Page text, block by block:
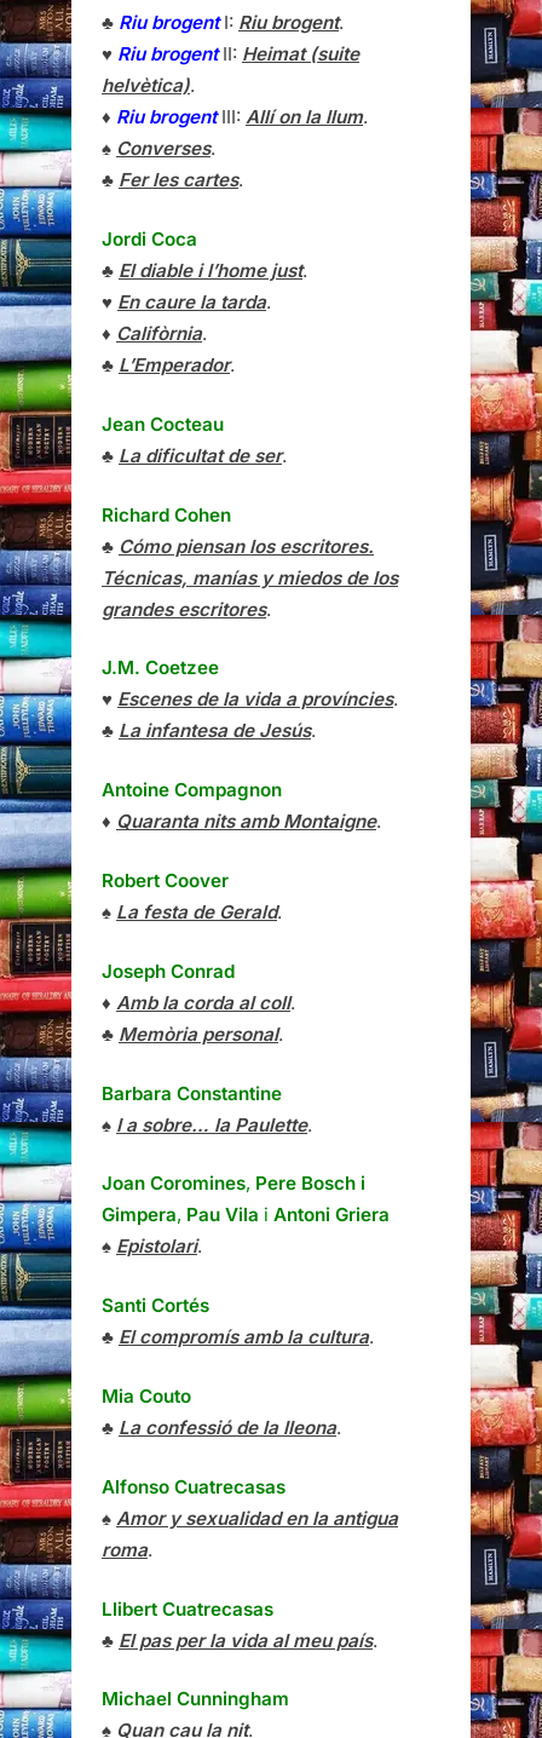
♣ Riu brogentI: Riu brogent.
♥ Riu brogentII: Heimat (suite
helvètica).
♦ Riu brogentIII: Allí on la llum.
♠ Converses.
♣ Fer les cartes.
Jordi Coca
♣ El diable i l’home just.
♥ En caure la tarda.
♦ Califòrnia.
♣ L’Emperador.
Jean Cocteau
♣ La dificultat de ser.
Richard Cohen
♣ Cómo piensan los escritores.
Técnicas, manías y miedos de los
grandes escritores.
J.M. Coetzee
♥ Escenes de la vida a províncies.
♣ La infantesa de Jesús.
Antoine Compagnon
♦ Quaranta nits amb Montaigne.
Robert Coover
♠ La festa de Gerald.
Joseph Conrad
♦ Amb la corda al coll.
♣ Memòria personal.
Barbara Constantine
♠ I a sobre… la Paulette.
Joan Coromines, Pere Bosch i
Gimpera, Pau Vila i Antoni Griera
♠ Epistolari.
Santi Cortés
♣ El compromís amb la cultura.
Mia Couto
♣ La confessió de la lleona.
Alfonso Cuatrecasas
♠ Amor y sexualidad en la antigua
roma.
Llibert Cuatrecasas
♣ El pas per la vida al meu país.
Michael Cunningham
♠ Quan cau la nit.